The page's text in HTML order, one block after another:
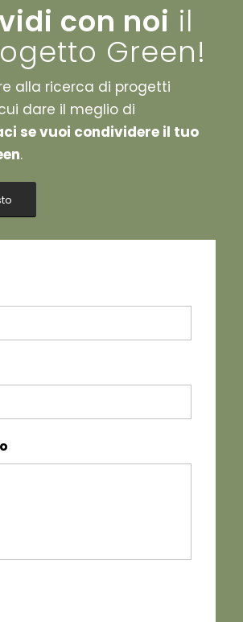
con noi il
Green!
alla ricerca di progetti
dare il meglio di
se vuoi condividere il tuo
.